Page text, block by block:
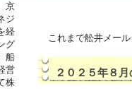
これまで舩井メー
２０２５年８
京
ジ
経
グ
船
営
株